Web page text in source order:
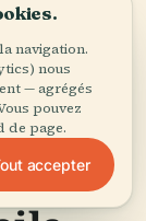
navigation.
nous
— agrégés
pouvez
de page.
accepter